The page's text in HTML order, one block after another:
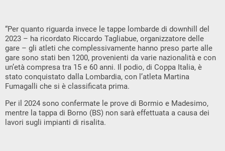
“Per quanto riguarda invece le tappe lombarde di downhill del
2023 – ha ricordato Riccardo Tagliabue, organizzatore delle
gare – gli atleti che complessivamente hanno preso parte alle
gare sono stati ben 1200, provenienti da varie nazionalità e con
un’età compresa tra 15 e 60 anni. Il podio, di Coppa Italia, è
stato conquistato dalla Lombardia, con l’atleta Martina
Fumagalli che si è classificata prima.
Per il 2024 sono confermate le prove di Bormio e Madesimo,
mentre la tappa di Borno (BS) non sarà effettuata a causa dei
lavori sugli impianti di risalita.